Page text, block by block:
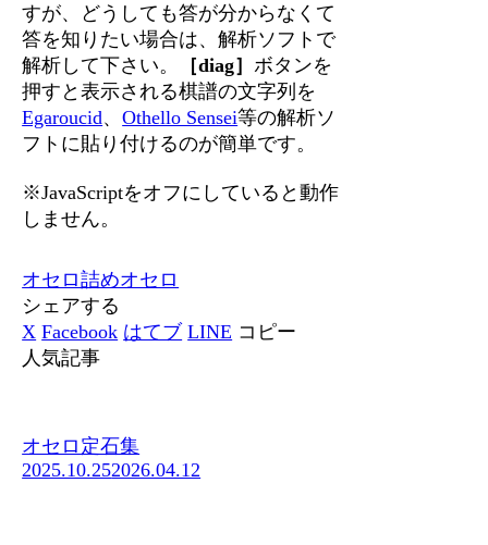
すが、どうしても答が分からなくて
答を知りたい場合は、解析ソフトで
解析して下さい。
［diag］ ボタンを
押すと表示される棋譜の文字列を
Egaroucid、Othello Sensei等の解析ソ
フトに貼り付けるのが簡単です。
※JavaScriptをオフにしていると動作
しません。
オセロ詰めオセロ
シェアする
X Facebook はてブ LINE コピー
人気記事
オセロ定石集
2025.10.252026.04.12